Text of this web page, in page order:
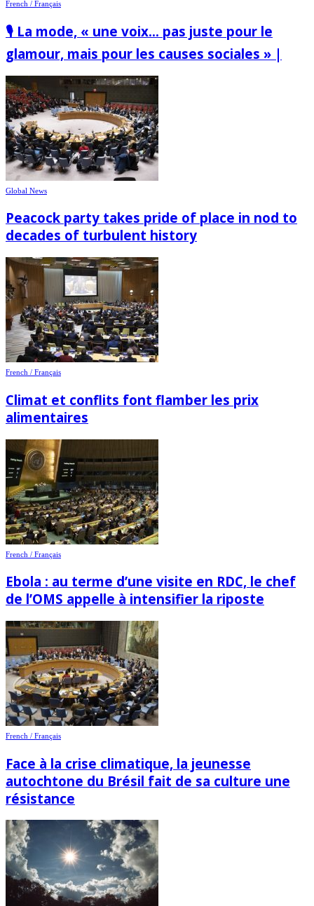
French / Français
🎙️ La mode, « une voix… pas juste pour le
glamour, mais pour les causes sociales » |
Global News
Peacock party takes pride of place in nod to
decades of turbulent history
French / Français
Climat et conflits font flamber les prix
alimentaires
French / Français
Ebola : au terme d’une visite en RDC, le chef
de l’OMS appelle à intensifier la riposte
French / Français
Face à la crise climatique, la jeunesse
autochtone du Brésil fait de sa culture une
résistance